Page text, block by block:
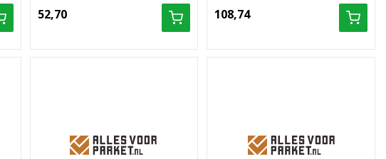
52,70 108,74